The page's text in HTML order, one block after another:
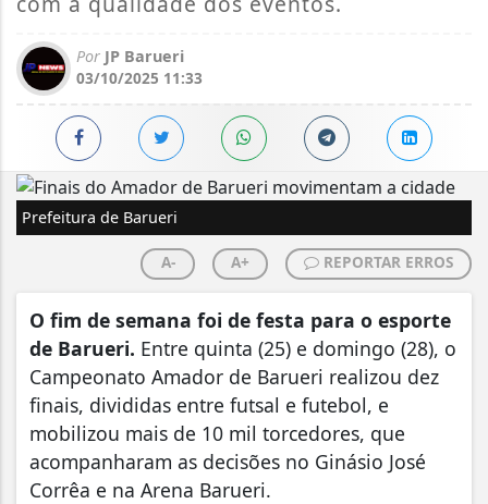
Por JP Barueri
03/10/2025 11:33
Prefeitura de Barueri
A- A+ REPORTAR ERROS
O fim de semana foi de festa para o esporte
de Barueri. Entre quinta (25) e domingo (28), o
Campeonato Amador de Barueri realizou dez
finais, divididas entre futsal e futebol, e
mobilizou mais de 10 mil torcedores, que
acompanharam as decisões no Ginásio José
Corrêa e na Arena Barueri.